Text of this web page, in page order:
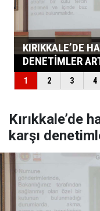
Kırıkkale’de
karşı